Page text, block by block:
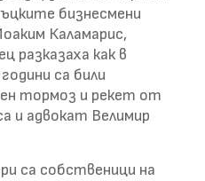
бизнесмени
Каламарис,
разказаха как в
са били
тормоз и рекет от
и адвокат Велимир
са собственици на